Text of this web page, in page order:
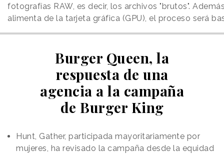
fotografías RAW, es decir, los archivos "brutos".
alimenta de la tarjeta gráfica (GPU), el proceso será
Burger Queen, la
respuesta de una
agencia a la campaña
de Burger King
Hunt, Gather, participada mayoritariamente por
mujeres, ha revisado la campaña desde la equidad